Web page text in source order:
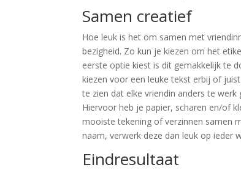
Samen creatief
Hoe leuk is het om samen met
bezigheid. Zo kun je kiezen om het
eerste optie kiest is dit gemakkelijk te
kiezen voor een leuke tekst erbij of
te zien dat elke vriendin anders te
Hiervoor heb je papier, scharen en/of
mooiste tekening of verzinnen samen
naam, verwerk deze dan leuk op ieder
Eindresultaat